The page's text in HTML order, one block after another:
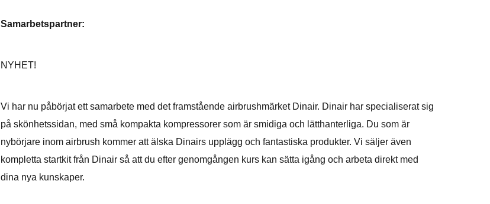
Samarbetspartner:
NYHET!
Vi har nu påbörjat ett samarbete med det framstående airbrushmärket Dinair. Dinair har specialiserat sig
på skönhetssidan, med små kompakta kompressorer som är smidiga och lätthanterliga. Du som är
nybörjare inom airbrush kommer att älska Dinairs upplägg och fantastiska produkter. Vi säljer även
kompletta startkit från Dinair så att du efter genomgången kurs kan sätta igång och arbeta direkt med
dina nya kunskaper.